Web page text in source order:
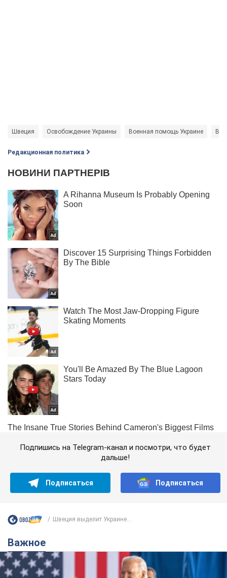
Швеция Освобождение Украины Военная помощь Украине
Редакционная политика
Подпишись на Telegram-канал и посмотри, что будет
дальше!
Подписаться Подписаться
Швеция выделит Украине...
Важное